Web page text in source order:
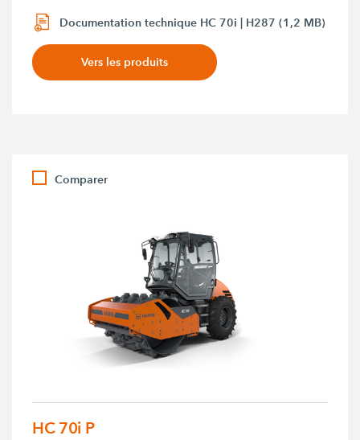
Documentation technique HC 70i | H287 (1,2 MB)
Vers les produits
Comparer
HC 70i P